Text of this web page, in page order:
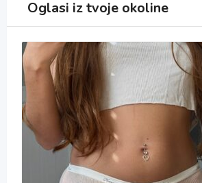
Oglasi iz tvoje okoline